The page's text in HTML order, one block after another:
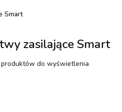
Smart
zasilające Smart
do wyświetlenia